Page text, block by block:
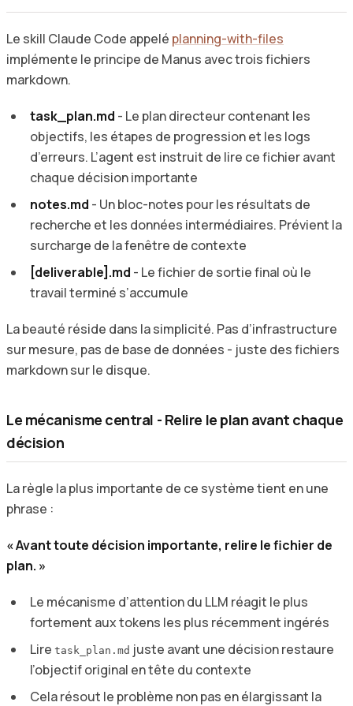
Le skill Claude Code appelé planning-with-files
implémente le principe de Manus avec trois fichiers
markdown.
task_plan.md - Le plan directeur contenant les
objectifs, les étapes de progression et les logs
d’erreurs. L’agent est instruit de lire ce fichier avant
chaque décision importante
notes.md - Un bloc-notes pour les résultats de
recherche et les données intermédiaires. Prévient la
surcharge de la fenêtre de contexte
[deliverable].md - Le fichier de sortie final où le
travail terminé s’accumule
La beauté réside dans la simplicité. Pas d’infrastructure
sur mesure, pas de base de données - juste des fichiers
markdown sur le disque.
Le mécanisme central - Relire le plan avant chaque
décision
La règle la plus importante de ce système tient en une
phrase :
« Avant toute décision importante, relire le fichier de
plan. »
Le mécanisme d’attention du LLM réagit le plus
fortement aux tokens les plus récemment ingérés
Lire task_plan.md juste avant une décision restaure
l’objectif original en tête du contexte
Cela résout le problème non pas en élargissant la